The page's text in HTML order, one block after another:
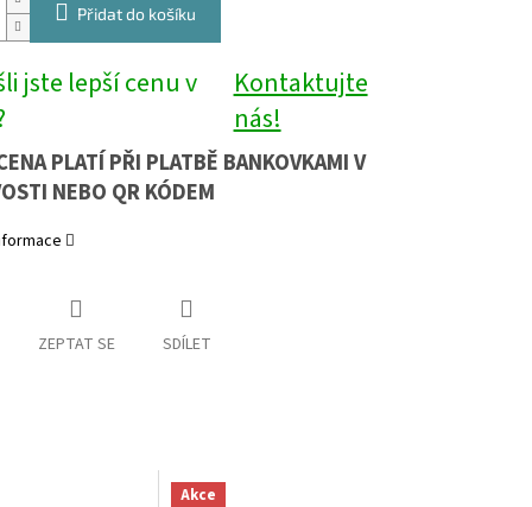
Přidat do košíku
jste lepší cenu v
Kontaktujte
nás!
PLATÍ PŘI PLATBĚ BANKOVKAMI V
NEBO QR KÓDEM
ZEPTAT SE SDÍLET
Akce